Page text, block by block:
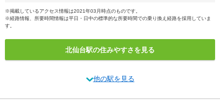
※掲載しているアクセス情報は2021年03月時点のものです。
※経路情報、所要時間情報は平日・日中の標準的な所要時間での乗り換え経路を採用していま
す。
北仙台駅の住みやすさを見る
他の駅を見る